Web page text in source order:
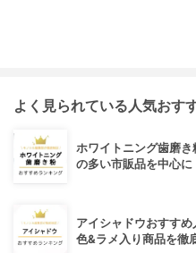
よく見られている人気おす
ホワイトニング歯磨
の多い市販品を中心に
アイシャドウおすす
色&ラメ入り商品を徹